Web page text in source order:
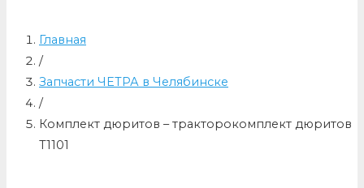
Главная
/
Запчасти ЧЕТРА в Челябинске
/
Комплект дюритов – тракторокомплект дюритов
Т1101